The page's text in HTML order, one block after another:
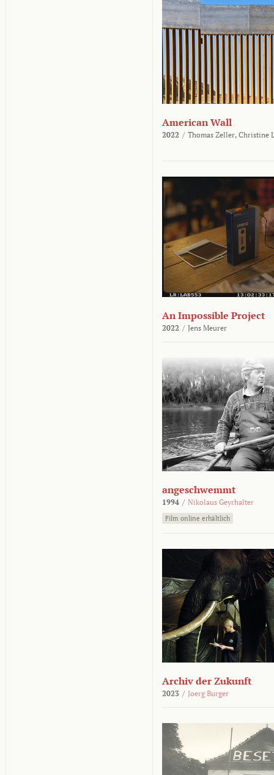
American Wall
2022 / Thomas Zeller, Christine
An Impossible Project
2022 / Jens Meurer
angeschwemmt
1994 / Nikolaus Geyrhalter
Film online erhältlich
Archiv der Zukunft
2023 / Joerg Burger